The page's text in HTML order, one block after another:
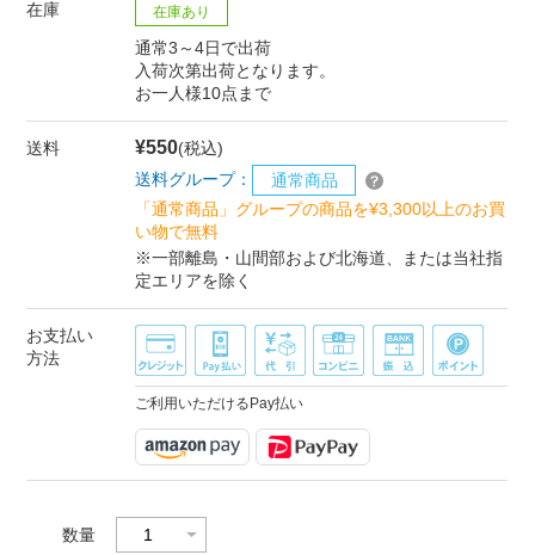
在庫 在庫あり
通常3～4日で出荷
入荷次第出荷となります。
お一人様10点まで
送料 ¥550(税込)
送料グループ：
通常商品
「通常商品」グループの商品を¥3,300以上のお買
い物で無料
※一部離島・山間部および北海道、または当社指
定エリアを除く
お支払い
方法
ご利用いただけるPay払い
数量